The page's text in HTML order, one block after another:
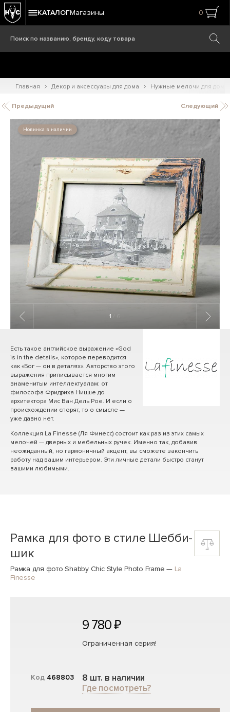
КАТАЛОГМагазины 0
Главная Декор и аксессуары для дома Нужные мелочи для дома
Предыдущий Следующий
Новинка в наличии
1
Есть такое английское выражение «God
is in the details», которое переводится
как «Бог — он в деталях». Авторство этого
выражения приписывается многим
знаменитым интеллектуалам: от
философа Фридриха Ницше до
архитектора Мис Ван Дель Рое. И если о
происхождении спорят, то о смысле —
уже давно нет.
Коллекция La Finesse (Ля Финесс) состоит как раз из этих самых
мелочей — дверных и мебельных ручек. Именно так, добавив
неожиданный, но гармоничный акцент, вы сможете закончить
работу над вашим интерьером. Эти личные детали быстро станут
вашими любимыми.
Рамка для фото в стиле Шебби-
шик
Рамка для фото Shabby Chic Style Photo Frame — La
Finesse
Код 468803
9 780 ₽
Ограниченная серия!
8 шт. в наличии
Где посмотреть?